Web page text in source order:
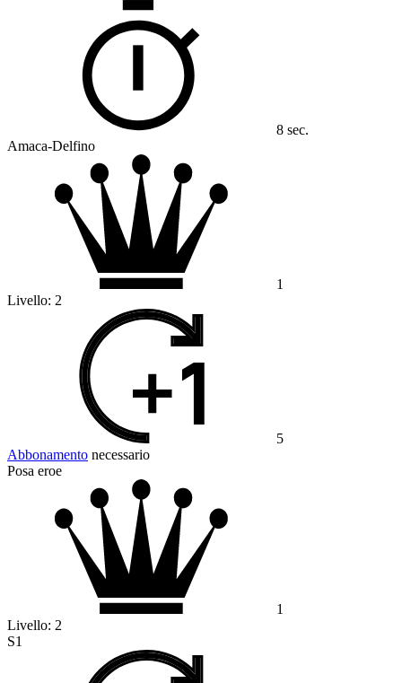
8 sec.
Amaca-Delfino
1
Livello: 2
5
Abbonamento necessario
Posa eroe
1
Livello: 2
S1